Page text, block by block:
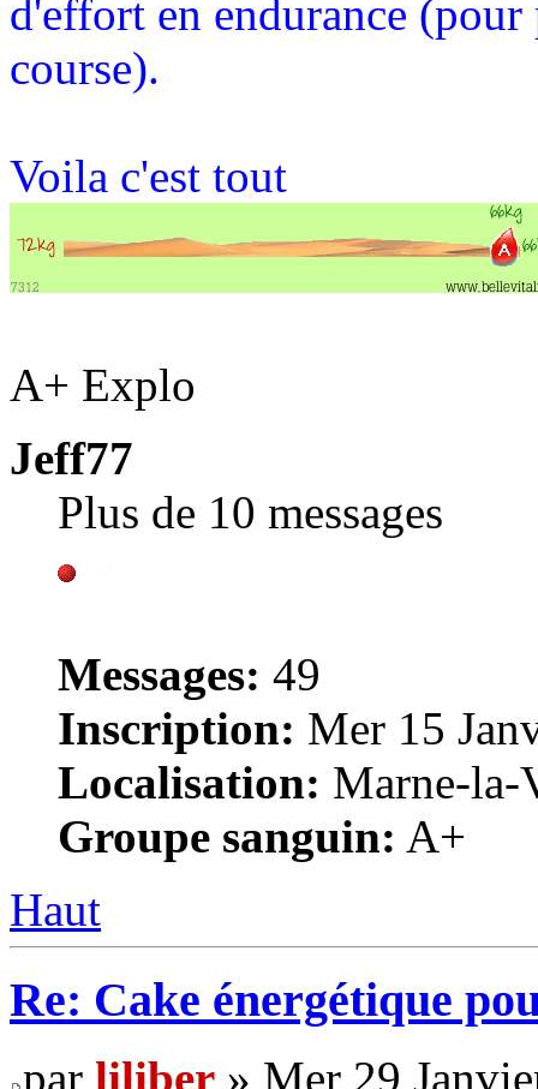
d'effort en endurance
course).
Voila c'est tout
A+ Explo
Jeff77
Plus de 10 messages
Messages: 49
Inscription: Mer 15
Localisation: Marne-la-
Groupe sanguin: A+
Haut
Re: Cake énergétique
par liliber » Mer 29